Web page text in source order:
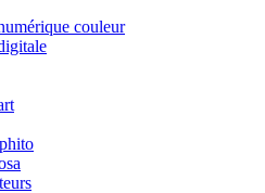
couleur